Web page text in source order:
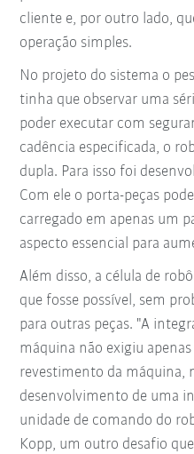
cliente e, por outro lado,
operação simples.
No projeto do sistema o
tinha que observar uma
poder executar com
cadência especificada, o
dupla. Para isso foi
Com ele o porta-peças
carregado em apenas um
aspecto essencial para
Além disso, a célula de
que fosse possível, sem
para outras peças. "A
máquina não exigiu
revestimento da máquina,
desenvolvimento de uma
unidade de comando do
Kopp, um outro desafio